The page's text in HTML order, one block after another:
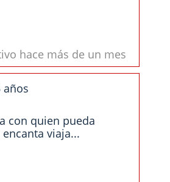
hace más de un mes
años
con quien pueda
viaja...